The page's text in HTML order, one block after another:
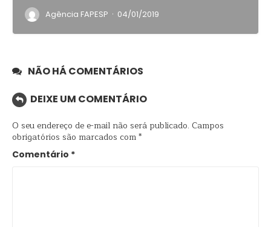
Agência FAPESP · 04/01/2019
NÃO HÁ COMENTÁRIOS
DEIXE UM COMENTÁRIO
O seu endereço de e-mail não será publicado. Campos
obrigatórios são marcados com*
Comentário *